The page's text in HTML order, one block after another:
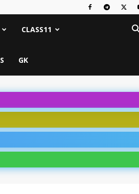
CLASS11
GK